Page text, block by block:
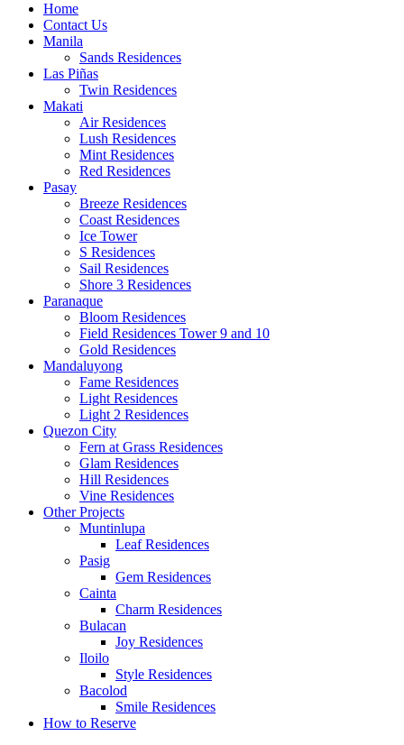
Home
Contact Us
Manila
Sands Residences
Las Piñas
Twin Residences
Makati
Air Residences
Lush Residences
Mint Residences
Red Residences
Pasay
Breeze Residences
Coast Residences
Ice Tower
S Residences
Sail Residences
Shore 3 Residences
Paranaque
Bloom Residences
Field Residences Tower 9 and 10
Gold Residences
Mandaluyong
Fame Residences
Light Residences
Light 2 Residences
Quezon City
Fern at Grass Residences
Glam Residences
Hill Residences
Vine Residences
Other Projects
Muntinlupa
Leaf Residences
Pasig
Gem Residences
Cainta
Charm Residences
Bulacan
Joy Residences
Iloilo
Style Residences
Bacolod
Smile Residences
How to Reserve